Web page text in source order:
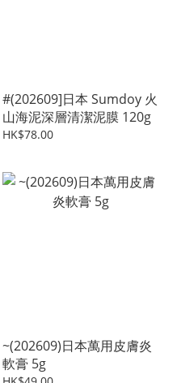
#(202609]日本 Sumdoy 火
山海泥深層清潔泥膜 120g
HK$78.00
~(202609)日本萬用皮膚炎
軟膏 5g